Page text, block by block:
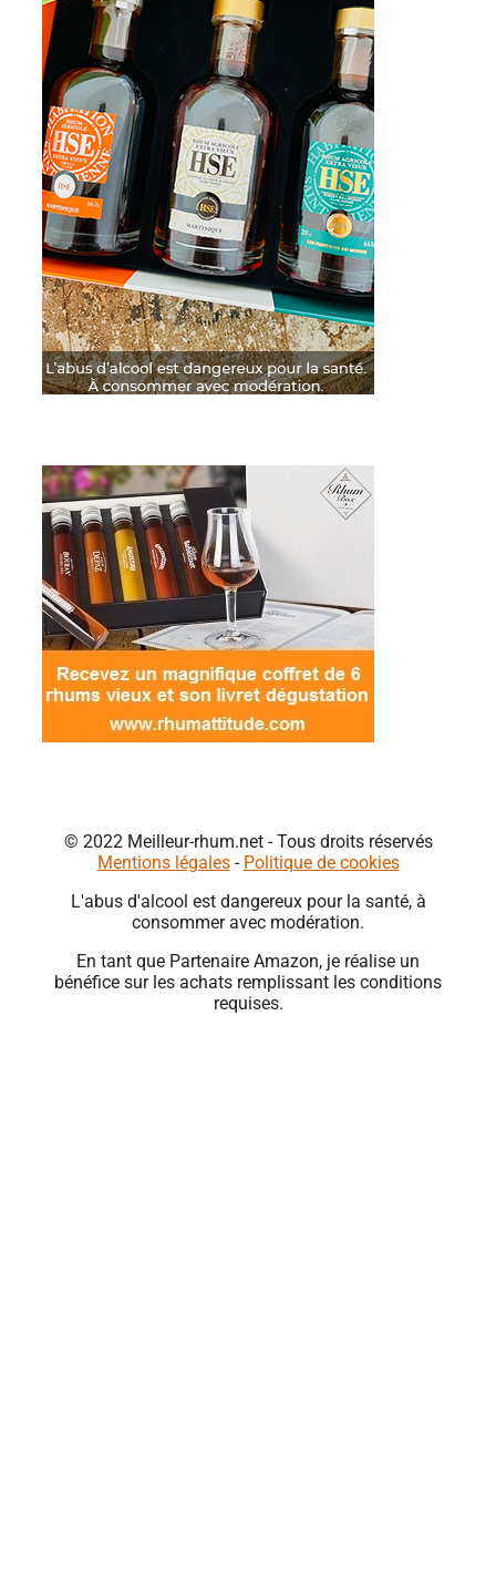
© 2022 Meilleur-rhum.net - Tous droits réservés
Mentions légales- Politique de cookies
L'abus d'alcool est dangereux pour la santé, à
consommer avec modération.
En tant que Partenaire Amazon, je réalise un
bénéfice sur les achats remplissant les conditions
requises.